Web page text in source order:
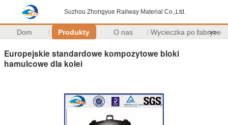
Suzhou Zhongyue Railway Material Co.,Ltd.
Dom Produkty O nas Wycieczka po fabryce
>>
Europejskie standardowe kompozytowe bloki
hamulcowe dla kolei